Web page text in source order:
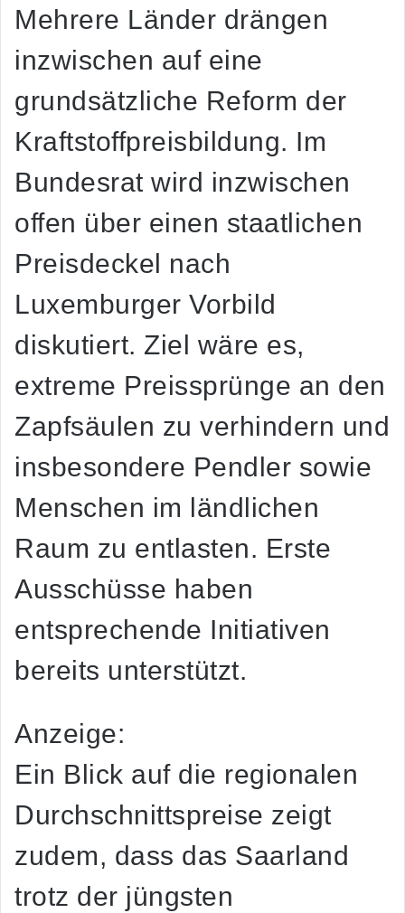
Mehrere Länder drängen
inzwischen auf eine
grundsätzliche Reform der
Kraftstoffpreisbildung. Im
Bundesrat wird inzwischen
offen über einen staatlichen
Preisdeckel nach
Luxemburger Vorbild
diskutiert. Ziel wäre es,
extreme Preissprünge an den
Zapfsäulen zu verhindern und
insbesondere Pendler sowie
Menschen im ländlichen
Raum zu entlasten. Erste
Ausschüsse haben
entsprechende Initiativen
bereits unterstützt.
Anzeige:
Ein Blick auf die regionalen
Durchschnittspreise zeigt
zudem, dass das Saarland
trotz der jüngsten